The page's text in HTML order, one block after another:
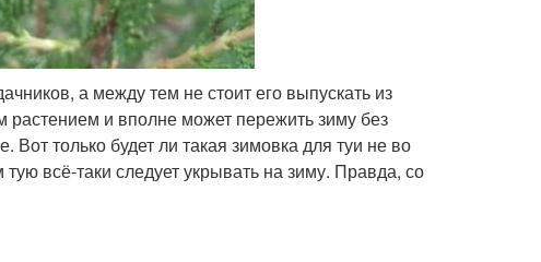
а между тем не стоит его выпускать из
растением и вполне может пережить зиму без
Вот только будет ли такая зимовка для туи не во
всё-таки следует укрывать на зиму. Правда, со